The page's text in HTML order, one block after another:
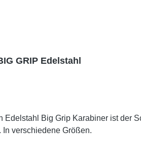
GRIP Edelstahl
Edelstahl Big Grip Karabiner ist der
verschiedene Größen.